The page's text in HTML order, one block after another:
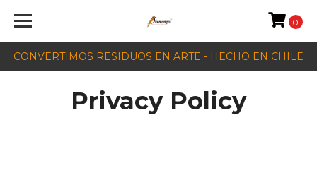
CONVERTIMOS RESIDUOS EN ARTE - HECHO EN CHILE
0
Privacy Policy